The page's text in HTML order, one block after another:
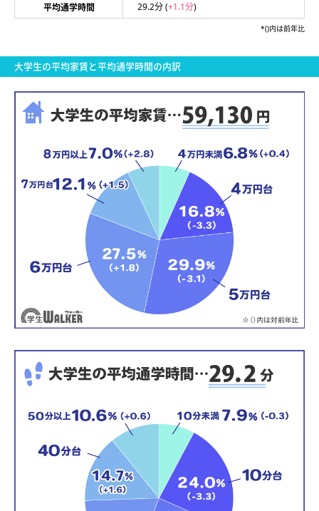
平均通学時間
29.2分(+1.1分)
*()内は前年比
大学生の平均家賃と平均通学時間の内訳